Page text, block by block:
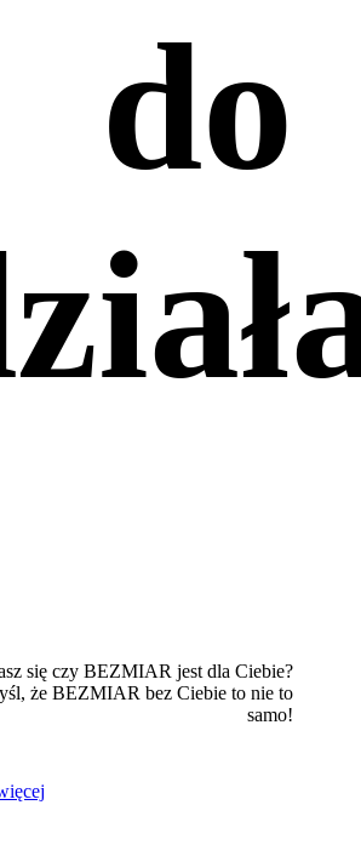
do
się czy BEZMIAR jest dla Ciebie?
że BEZMIAR bez Ciebie to nie to
samo!